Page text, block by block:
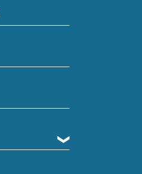
❯